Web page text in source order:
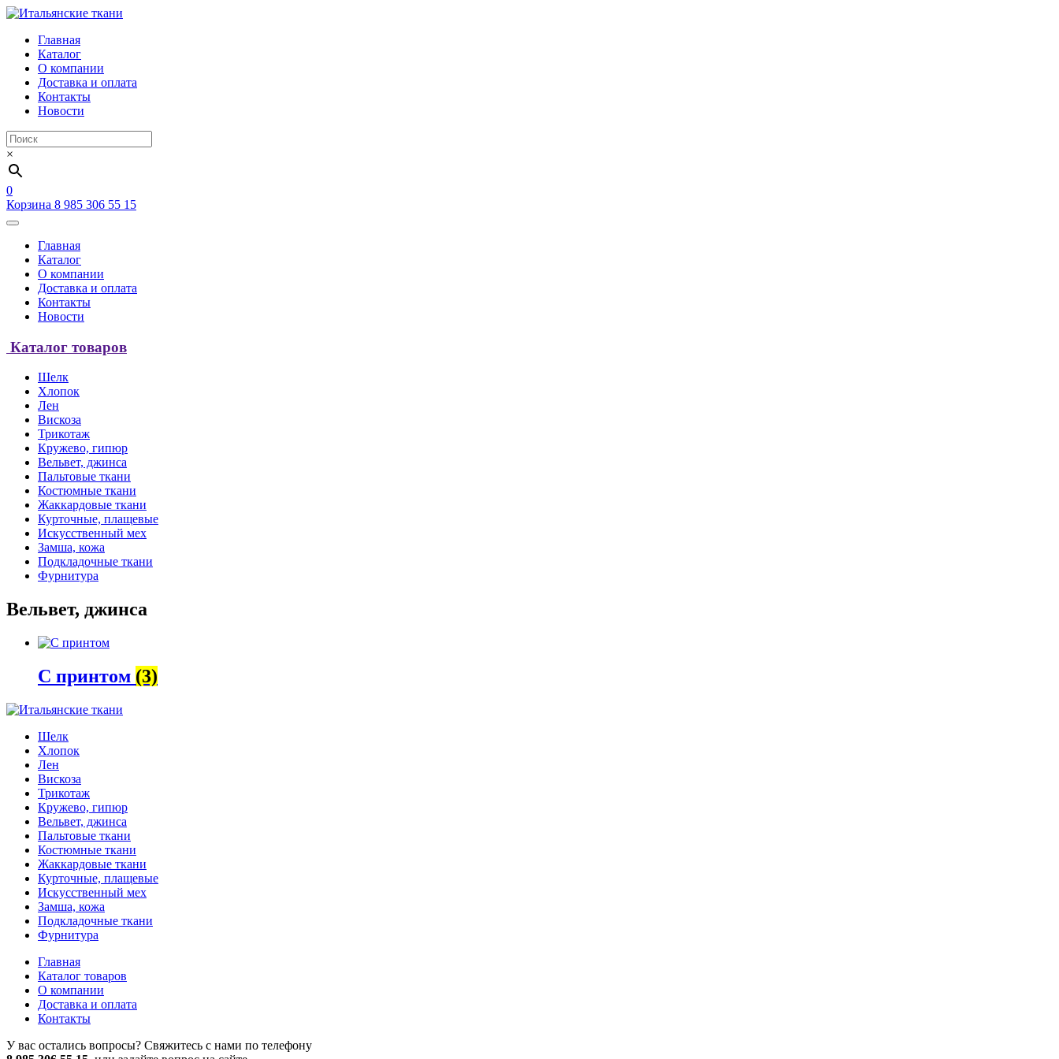
Главная
Каталог
О компании
Доставка и оплата
Контакты
Новости
×
0
Корзина 8 985 306 55 15
Главная
Каталог
О компании
Доставка и оплата
Контакты
Новости
Каталог товаров
Шелк
Хлопок
Лен
Вискоза
Трикотаж
Кружево, гипюр
Вельвет, джинса
Пальтовые ткани
Костюмные ткани
Жаккардовые ткани
Курточные, плащевые
Искусственный мех
Замша, кожа
Подкладочные ткани
Фурнитура
Вельвет, джинса
С принтом (3)
Шелк
Хлопок
Лен
Вискоза
Трикотаж
Кружево, гипюр
Вельвет, джинса
Пальтовые ткани
Костюмные ткани
Жаккардовые ткани
Курточные, плащевые
Искусственный мех
Замша, кожа
Подкладочные ткани
Фурнитура
Главная
Каталог товаров
О компании
Доставка и оплата
Контакты
У вас остались вопросы? Свяжитесь с нами по телефону